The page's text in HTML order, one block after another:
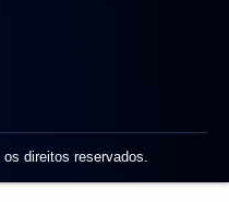
direitos reservados.